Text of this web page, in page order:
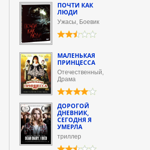
ПОЧТИ КАК
ЛЮДИ
Ужасы, Боевик
МАЛЕНЬКАЯ
ПРИНЦЕССА
Отечественный,
Драма
ДОРОГОЙ
ДНЕВНИК,
СЕГОДНЯ Я
УМЕРЛА
триллер